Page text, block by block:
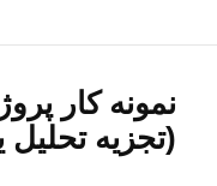
نمونه کار
(تجزیه تحلیل